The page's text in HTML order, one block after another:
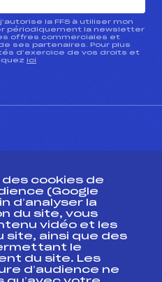
la FFS à utiliser mon
périodiquement la newsletter
offres commerciales et
ses partenaires. Pour plus
d’exercice de vos droits et
ici
fédéral
des cookies de
(Google
d’analyser la
du site, vous
vidéo et les
site, ainsi que des
le
du site. Les
d’audience ne